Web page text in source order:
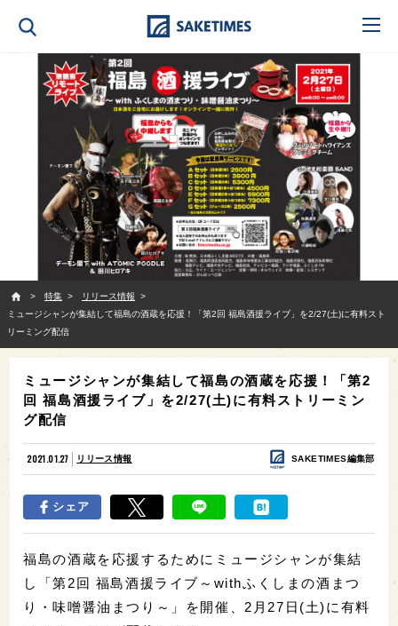
特集
リリース情報
ミュージシャンが集結して福島の酒蔵を応援！「第2回 福島酒援ライブ」を2/27(土)に有料スト
リーミング配信
ミュージシャンが集結して福島の酒蔵を応援！「第2
回 福島酒援ライブ」を2/27(土)に有料ストリーミン
グ配信
2021.01.27 リリース情報 SAKETIMES編集部
シェア
福島の酒蔵を応援するためにミュージシャンが集結
し「第2回 福島酒援ライブ～withふくしまの酒まつ
り・味噌醤油まつり～」を開催、2月27日(土)に有料